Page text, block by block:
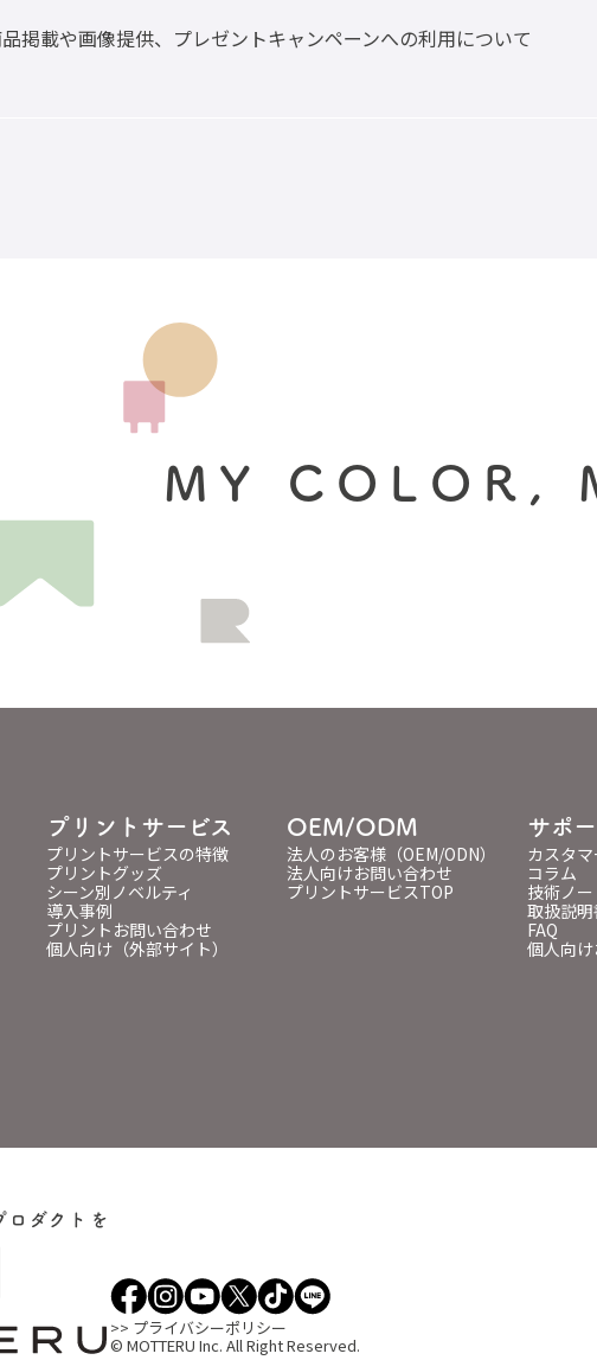
掲載や画像提供、プレゼントキャンペーンへの利用について
MY COLOR,
プリントサービス
プリントサービスの特徴
プリントグッズ
シーン別ノベルティ
導入事例
プリントお問い合わせ
個人向け（外部サイト）
OEM/ODM
法人のお客様（OEM/ODN）
法人向けお問い合わせ
プリントサービスTOP
サポ
カスタ
コラム
技術ノー
取扱説明
FAQ
個人向
ロダクトを
>> プライバシーポリシー
© MOTTERU Inc. All Right Reserved.